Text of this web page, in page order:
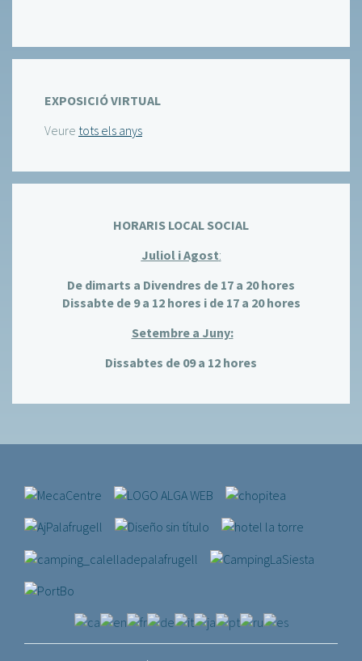
EXPOSICIÓ VIRTUAL
Veure tots els anys
HORARIS LOCAL SOCIAL
Juliol i Agost:
De dimarts a Divendres de 17 a 20 hores
Dissabte de 9 a 12 hores i de 17 a 20 hores
Setembre a Juny:
Dissabtes de 09 a 12 hores